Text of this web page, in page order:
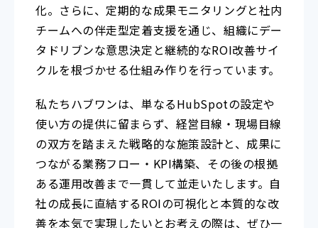
化。さらに、定期的な成果モニタリングと社内
チームへの伴走型定着支援を通じ、組織にデー
タドリブンな意思決定と継続的なROI改善サイ
クルを根づかせる仕組み作りを行っています。
私たちハブワンは、単なるHubSpotの設定や
使い方の提供に留まらず、経営目線・現場目線
の双方を踏まえた戦略的な施策設計と、成果に
つながる業務フロー・KPI構築、その後の根拠
ある運用改善まで一貫して並走いたします。自
社の成長に直結するROIの可視化と本質的な改
善を本気で実現したいとお考えの際は、ぜひ一